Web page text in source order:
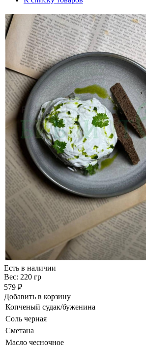
Есть в наличии
Вес: 220 гр
579 ₽
Добавить в корзину
Копченый судак/буженина
Соль черная
Сметана
Масло чесночное